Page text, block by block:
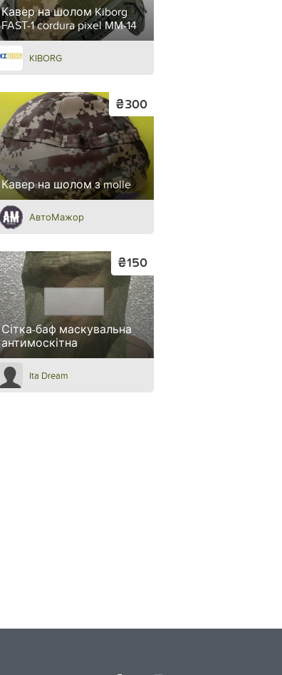
Кавер на шолом Kiborg
FAST-1 cordura pixel MM-14
KIBORG
Кавер на шолом з molle
₴300
АвтоМажор
Сітка-баф маскувальна
антимоскітна
₴150
Ita Dream